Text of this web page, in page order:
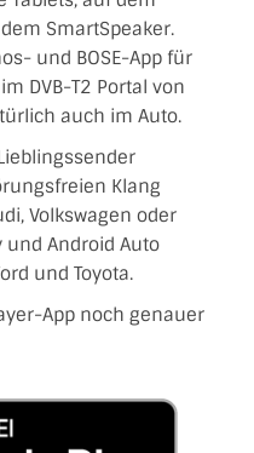
SmartSpeaker.
und BOSE-App für
DVB-T2 Portal von
auch im Auto.
Klang
Volkswagen oder
und Android Auto
und Toyota.
App noch genauer